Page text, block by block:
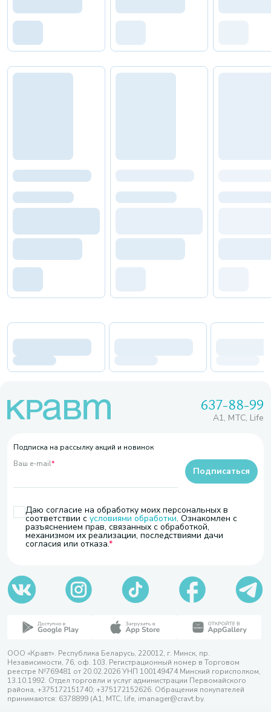
637-88-99
A1, МТС, Life
Подписка на рассылку акций и новинок
Ваш e-mail*
Даю согласие на обработку моих персональных в
соответствии с условиями обработки. Ознакомлен с
разъяснением прав, связанных с обработкой,
механизмом их реализации, последствиями дачи
согласия или отказа.
Подписаться
ООО «Кравт». Республика Беларусь, 220012, г. Минск, пр.
Независимости, 76, оф. 103. Регистрационный номер в Торговом
реестре №769481 от 20.02.2026 УНП 100149474 Минский горисполком,
13.10.1992. Отдел торговли и услуг администрации Первомайского
района, +375172151740; +375172152626. Обращения покупателей
принимаются: 6378899 (А1, МТС, life, imanager@cravt.by.